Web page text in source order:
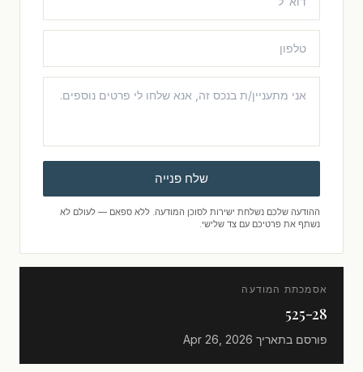
שלח פנייה
ההודעה שלכם נשלחת ישירות לסוכן המודעה. ללא ספאם — לעולם לא
נשתף את פרטיכם עם צד שלישי.
אסמכתת המודעה
525-28
פורסם בתאריך